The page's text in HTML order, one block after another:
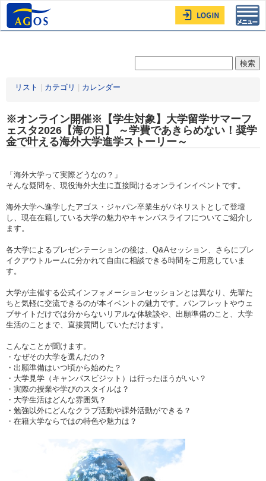
リスト カテゴリ カレンダー
※オンライン開催※【学生対象】大学留学サマーフ
ェスタ2026【海の日】 ～学費であきらめない！奨学
金で叶える海外大学進学ストーリー～
「海外大学って実際どうなの？」
そんな疑問を、現役海外大生に直接聞けるオンラインイベントです。
海外大学へ進学したアゴス・ジャパン卒業生がパネリストとして登壇
し、現在在籍している大学の魅力やキャンパスライフについてご紹介し
ます。
各大学によるプレゼンテーションの後は、Q&Aセッション、さらにブレ
イクアウトルームに分かれて自由に相談できる時間をご用意していま
す。
大学が主催する公式インフォメーションセッションとは異なり、先輩た
ちと気軽に交流できるのが本イベントの魅力です。パンフレットやウェ
ブサイトだけでは分からないリアルな体験談や、出願準備のこと、大学
生活のことまで、直接質問していただけます。
こんなことが聞けます。
・なぜその大学を選んだの？
・出願準備はいつ頃から始めた？
・大学見学（キャンパスビジット）は行ったほうがいい？
・実際の授業や学びのスタイルは？
・大学生活はどんな雰囲気？
・勉強以外にどんなクラブ活動や課外活動ができる？
・在籍大学ならではの特色や魅力は？